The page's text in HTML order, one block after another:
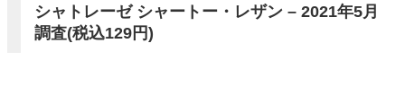
シャトレーゼ シャートー・レザン – 2021年5月
調査(税込129円)